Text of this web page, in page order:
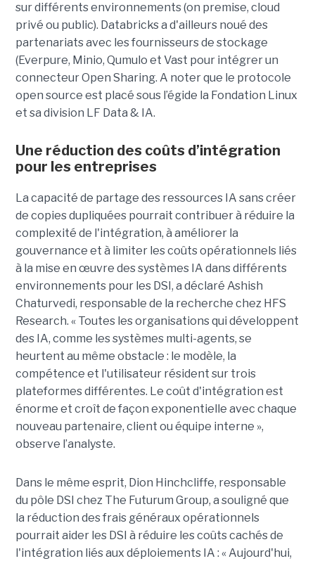
sur différents environnements (on premise, cloud
privé ou public). Databricks a d'ailleurs noué des
partenariats avec les fournisseurs de stockage
(Everpure, Minio, Qumulo et Vast pour intégrer un
connecteur Open Sharing. A noter que le protocole
open source est placé sous l’égide la Fondation Linux
et sa division LF Data & IA.
Une réduction des coûts d’intégration
pour les entreprises
La capacité de partage des ressources IA sans créer
de copies dupliquées pourrait contribuer à réduire la
complexité de l'intégration, à améliorer la
gouvernance et à limiter les coûts opérationnels liés
à la mise en œuvre des systèmes IA dans différents
environnements pour les DSI, a déclaré Ashish
Chaturvedi, responsable de la recherche chez HFS
Research. « Toutes les organisations qui développent
des IA, comme les systèmes multi-agents, se
heurtent au même obstacle : le modèle, la
compétence et l'utilisateur résident sur trois
plateformes différentes. Le coût d'intégration est
énorme et croît de façon exponentielle avec chaque
nouveau partenaire, client ou équipe interne »,
observe l’analyste.
Dans le même esprit, Dion Hinchcliffe, responsable
du pôle DSI chez The Futurum Group, a souligné que
la réduction des frais généraux opérationnels
pourrait aider les DSI à réduire les coûts cachés de
l'intégration liés aux déploiements IA : « Aujourd'hui,